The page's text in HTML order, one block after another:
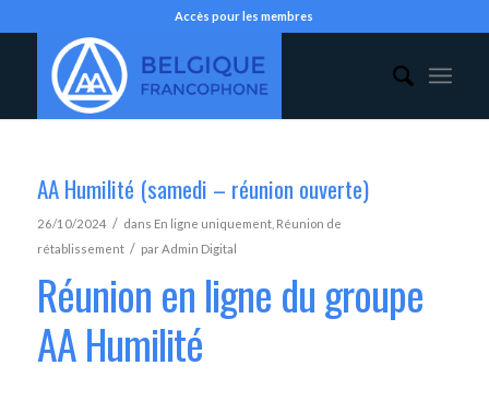
Accès pour les membres
AA Humilité (samedi – réunion ouverte)
26/10/2024 / dans En ligne uniquement, Réunion de
rétablissement / parAdmin Digital
Réunion en ligne du groupe
AA Humilité